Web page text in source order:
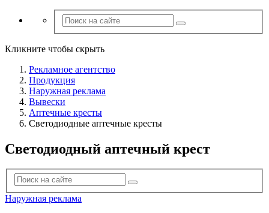
Кликните чтобы скрыть
Рекламное агентство
Продукция
Наружная реклама
Вывески
Аптечные кресты
Светодиодные аптечные кресты
Светодиодный аптечный крест
Наружная реклама